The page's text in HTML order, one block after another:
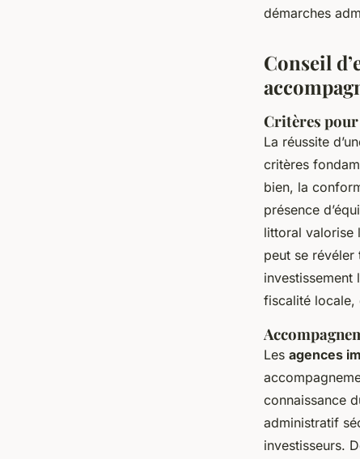
démarches
Conseil
Critères pour
La réussite
critères
bien, la
présence
littoral valorise
peut se
investissement
fiscalité locale,
Les agences
connaissance
administratif
investisseurs.